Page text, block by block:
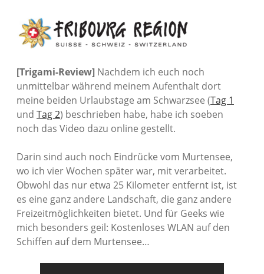
[Trigami-Review] Nachdem ich euch noch
unmittelbar während meinem Aufenthalt dort
meine beiden Urlaubstage am Schwarzsee (Tag 1
und Tag 2) beschrieben habe, habe ich soeben
noch das Video dazu online gestellt.
Darin sind auch noch Eindrücke vom Murtensee,
wo ich vier Wochen später war, mit verarbeitet.
Obwohl das nur etwa 25 Kilometer entfernt ist, ist
es eine ganz andere Landschaft, die ganz andere
Freizeitmöglichkeiten bietet. Und für Geeks wie
mich besonders geil: Kostenloses WLAN auf den
Schiffen auf dem Murtensee…